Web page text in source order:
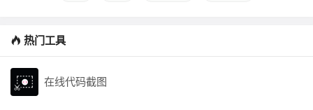
热门工具
在线代码截图